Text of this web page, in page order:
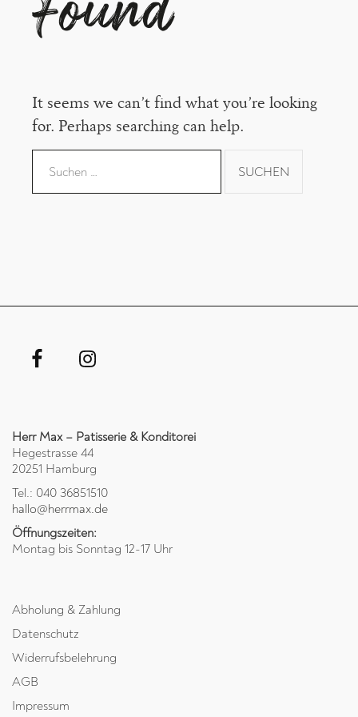
It seems we can’t find what you’re looking
for. Perhaps searching can help.
nach:
Herr Max – Patisserie & Konditorei
Hegestrasse 44
20251 Hamburg
Tel.: 040 36851510
hallo@herrmax.de
Öffnungszeiten:
Montag bis Sonntag 12-17 Uhr
Abholung & Zahlung
Datenschutz
Widerrufsbelehrung
AGB
Impressum